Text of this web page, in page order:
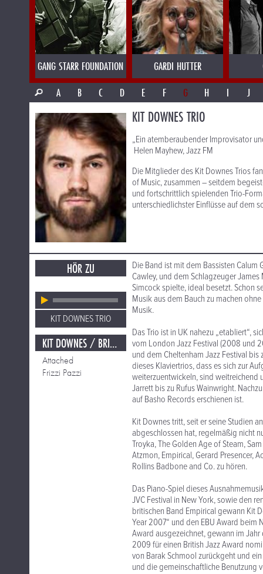
GANG STARR FOUNDATION GARDI HUTTER
A
B C D E F G H I J
KIT DOWNES TRIO
„Ein atemberaubender Improvisator
Helen Mayhew, Jazz FM
Die Mitglieder des Kit Downes Trios
of Music, zusammen – seitdem
und fortschrittlich spielenden Trio-
unterschiedlichster Einflüsse auf dem
HÖR ZU
KIT DOWNES TRIO
KIT DOWNES / BRIT JAZZ
Attached
Frizzi Pazzi
Die Band ist mit dem Bassisten Calum
Cawley, und dem Schlagzeuger
Simcock spielte, ideal besetzt. Schon
Musik aus dem Bauch zu machen
Musik.
Das Trio ist in UK nahezu „etabliert“,
vom London Jazz Festival (2008 und
und dem Cheltenham Jazz Festival bis
dieses Klaviertrios, dass es sich zur
weiterzuentwickeln, sind weitreichend
Jarrett bis zu Rufus Wainwright.
auf Basho Records erschienen ist.
Kit Downes tritt, seit er seine Studien
abgeschlossen hat, regelmäßig nicht
Troyka, The Golden Age of Steam,
Atzmon, Empirical, Gerard Presencer,
Rollins Badbone and Co. zu hören.
Das Piano-Spiel dieses
JVC Festival in New York, sowie den
britischen Band Empirical gewann Kit
Year 2007“ und den EBU Award beim
Award ausgezeichnet, gewann im
2009 für einen British Jazz Award
von Barak Schmool zurückgeht und
und die gemeinschaftliche Benutzung